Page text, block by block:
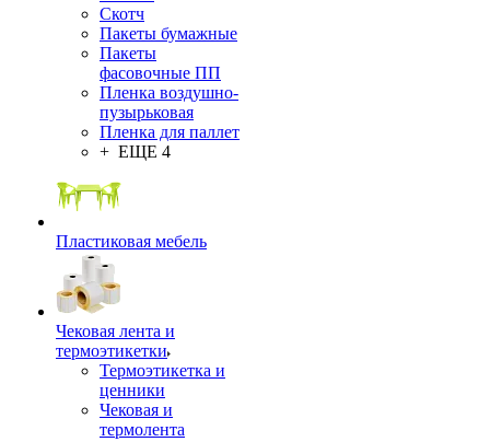
Скотч
Пакеты бумажные
Пакеты
фасовочные ПП
Пленка воздушно-
пузырьковая
Пленка для паллет
+ ЕЩЕ 4
Пластиковая мебель
Чековая лента и
термоэтикетки
Термоэтикетка и
ценники
Чековая и
термолента